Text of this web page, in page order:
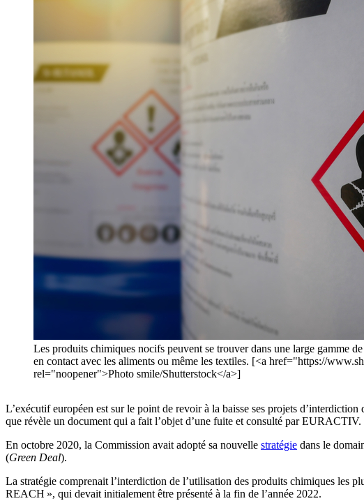
Les produits chimiques nocifs peuvent se trouver dans une large gamme
en contact avec les aliments ou même les textiles. [<a href="https://
rel="noopener">Photo smile/Shutterstock</a>]
L’exécutif européen est sur le point de revoir à la baisse ses projets
que révèle un document qui a fait l’objet d’une fuite et consulté par EURACTIV.
En octobre 2020, la Commission avait adopté sa nouvelle stratégie dans le
(Green Deal).
La stratégie comprenait l’interdiction de l’utilisation des produits chimiques les
REACH », qui devait initialement être présenté à la fin de l’année 2022.